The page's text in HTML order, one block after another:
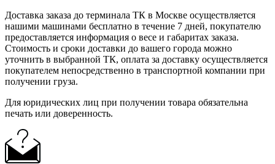
Доставка заказа до терминала ТК в Москве осуществляется
нашими машинами бесплатно в течение 7 дней, покупателю
предоставляется информация о весе и габаритах заказа.
Стоимость и сроки доставки до вашего города можно
уточнить в выбранной ТК, оплата за доставку осуществляется
покупателем непосредственно в транспортной компании при
получении груза.
Для юридических лиц при получении товара обязательна
печать или доверенность.